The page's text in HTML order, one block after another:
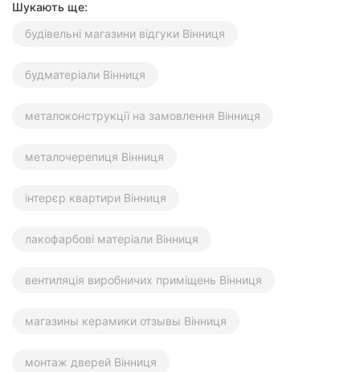
Шукають ще:
будівельні магазини відгуки Вінниця
будматеріали Вінниця
металоконструкції на замовлення Вінниця
металочерепиця Вінниця
інтерєр квартири Вінниця
лакофарбові матеріали Вінниця
вентиляція виробничих приміщень Вінниця
магазины керамики отзывы Вінниця
монтаж дверей Вінниця